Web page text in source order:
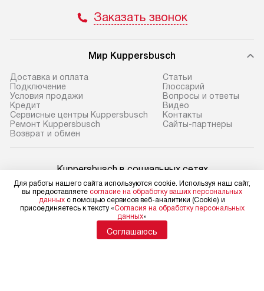
Заказать звонок
Мир Kuppersbusch
Доставка и оплата
Подключение
Условия продажи
Кредит
Сервисные центры Kuppersbusch
Ремонт Kuppersbusch
Возврат и обмен
Cтатьи
Глоссарий
Вопросы и ответы
Видео
Контакты
Сайты-партнеры
Kuppersbusch в социальных сетях
Для физических лиц
shop@kuppersbusch-centre.ru
Для юридических лиц
Для работы нашего сайта используются cookie. Используя наш сайт,
вы предоставляете согласие на обработку ваших персональных
данных с помощью сервисов веб-аналитики (Cookie) и
присоединяетесь к тексту «Согласия на обработку персональных
данных»
Соглашаюсь